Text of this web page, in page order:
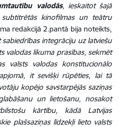
valodās, ieskaitot šajā
kinofilmas un teātru
redakcijā 2.pantā bija noteikts,
sabiedrības integrāciju uz latviešu
valodas likuma prasības, sekmēt
valsts valodas konstitucionālo
it sevišķi rūpēties, lai tā
kopējo savstarpējās saziņas
un lietošanu, nosakot
kārtību, kādā Latvijas
plašsaziņas līdzekļi lieto valsts